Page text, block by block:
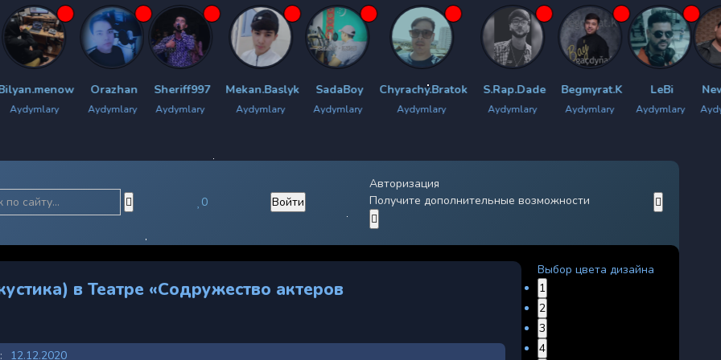
Orazhan
Aydymlary
Sheriff997
Aydymlary
Mekan.Baslyk
Aydymlary
SadaBoy
Aydymlary
Chyrachy.Bratok
Aydymlary
S.Rap.Dade
Aydymlary
Begmyrat.K
Aydymlary
LeBi
Aydymlary
New Star
Aydymlary
0 Войти
Авторизация
Получите дополнительные возможности
в Театре «Содружество актеров
12.12.2020
Выбор цвета дизайна
1
2
3
4